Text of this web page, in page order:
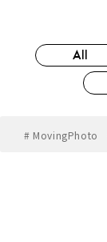
All
# MovingPhoto